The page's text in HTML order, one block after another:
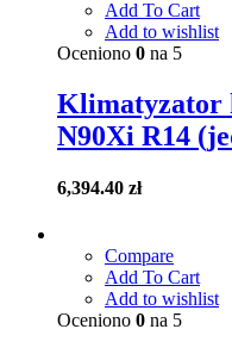
Add To Cart
Add to wishlist
Oceniono 0 na 5
Klimatyzator
N90Xi R14
6,394.40 zł
Compare
Add To Cart
Add to wishlist
Oceniono 0 na 5